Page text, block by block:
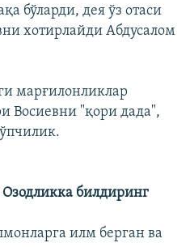
бўларди, дея ўз отаси
хотирлайди Абдусалом
марғилонликлар
Восиевни "қори дада",
билдиринг
илм берган ва